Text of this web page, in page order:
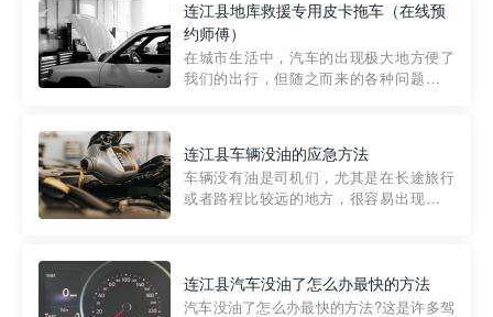
路救援拖车的收费标准是由当地交通管理
部门制定的。起步价通...
连江县地库救援专用皮卡拖车（在线预
约师傅）
在城市生活中，汽车的出现极大地方便了
我们的出行，但随之而来的各种问题也让
紧急情况下，我们需要一种高效可靠的救
援方式。而这时，地库救援专...
连江县车辆没油的应急方法
车辆没有油是司机们，尤其是在长途旅行
或者路程比较远的地方，很容易出现这种
的送油师傅，解决没油的紧急情况。 首
先，让我们来了解一下穿...
连江县汽车没油了怎么办最快的方法
汽车没油了怎么办最快的方法?这是许多驾